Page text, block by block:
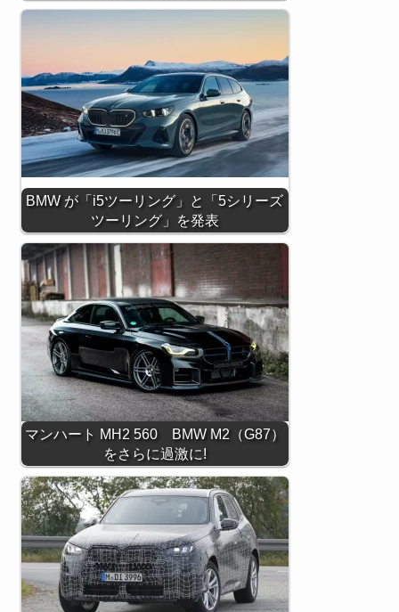
BMW が「i5ツーリング」と「5シリーズ
ツーリング」を発表
マンハート MH2 560 BMW M2（G87）
をさらに過激に!